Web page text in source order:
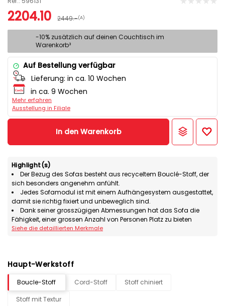
2204.10 2449.-(A)
-10% zusätzlich auf deinen Couchtisch im
Warenkorb³
Auf Bestellung verfügbar
Lieferung: in ca. 10 Wochen
in ca. 9 Wochen
Mehr erfahren
Ausstellung in Filiale
In den Warenkorb
Highlight(s)
Der Bezug des Sofas besteht aus recyceltem Bouclé-Stoff, der
sich besonders angenehm anfühlt.
Jedes Sofamodul ist mit einem Aufhängesystem ausgestattet,
damit sie richtig fixiert und unbeweglich sind.
Dank seiner grosszügigen Abmessungen hat das Sofa die
Fähigkeit, einer grossen Anzahl von Personen Platz zu bieten
Siehe die detaillierten Merkmale
Haupt-Werkstoff
Boucle-Stoff Cord-Stoff
Stoff chiniert
Stoff mit Textur